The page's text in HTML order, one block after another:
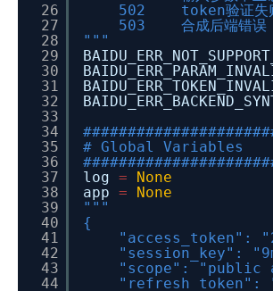
26
27
28
29
30
31
32
33
34
35
36
37
38
39
40
41
42
43
44
502 token验证失
503 合成后端错误
"""
# Global Variables
log =
None
app =
None
"""
{
"access_token":
"session_key":
"scope": "public
"refresh_token":